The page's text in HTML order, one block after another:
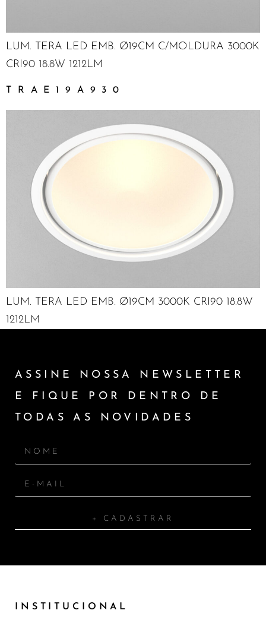
LUM. TERA LED EMB. Ø19CM C/MOLDURA 3000K
CRI90 18.8W 1212LM
TRAE19A930
LUM. TERA LED EMB. Ø19CM 3000K CRI90 18.8W
1212LM
ASSINE NOSSA NEWSLETTER
E FIQUE POR DENTRO DE
TODAS AS NOVIDADES
+ CADASTRAR
INSTITUCIONAL